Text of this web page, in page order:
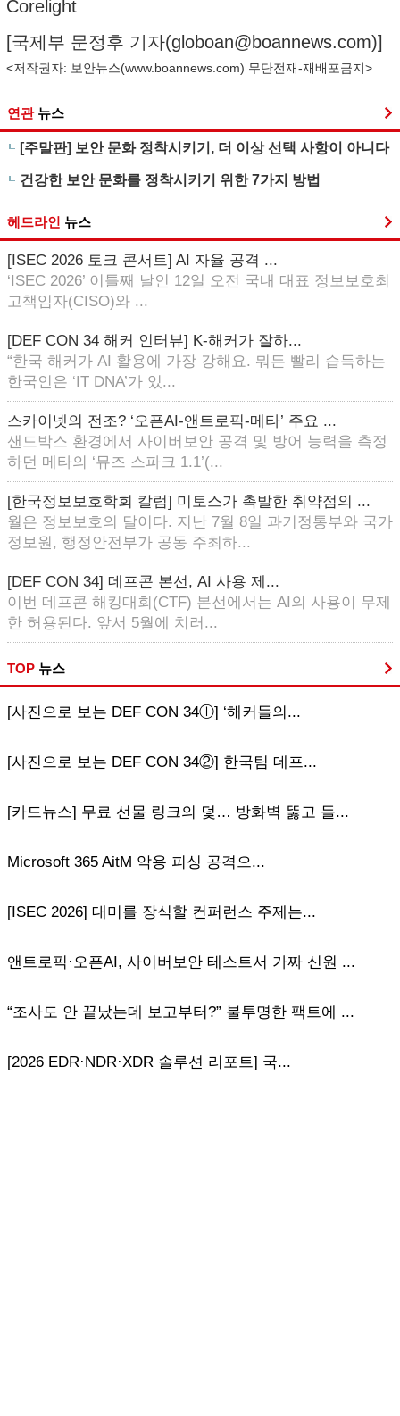
Corelight
[국제부 문정후 기자(globoan@boannews.com)]
<저작권자: 보안뉴스(www.boannews.com) 무단전재-재배포금지>
연관 뉴스
[주말판] 보안 문화 정착시키기, 더 이상 선택 사항이 아니다
건강한 보안 문화를 정착시키기 위한 7가지 방법
헤드라인 뉴스
[ISEC 2026 토크 콘서트] AI 자율 공격 ...
‘ISEC 2026’ 이틀째 날인 12일 오전 국내 대표 정보보호최
고책임자(CISO)와 ...
[DEF CON 34 해커 인터뷰] K-해커가 잘하...
“한국 해커가 AI 활용에 가장 강해요. 뭐든 빨리 습득하는
한국인은 ‘IT DNA’가 있...
스카이넷의 전조? ‘오픈AI-앤트로픽-메타’ 주요 ...
샌드박스 환경에서 사이버보안 공격 및 방어 능력을 측정
하던 메타의 ‘뮤즈 스파크 1.1’(...
[한국정보보호학회 칼럼] 미토스가 촉발한 취약점의 ...
월은 정보보호의 달이다. 지난 7월 8일 과기정통부와 국가
정보원, 행정안전부가 공동 주최하...
[DEF CON 34] 데프콘 본선, AI 사용 제...
이번 데프콘 해킹대회(CTF) 본선에서는 AI의 사용이 무제
한 허용된다. 앞서 5월에 치러...
TOP 뉴스
[사진으로 보는 DEF CON 34ⓛ] ‘해커들의...
[사진으로 보는 DEF CON 34②] 한국팀 데프...
[카드뉴스] 무료 선물 링크의 덫… 방화벽 뚫고 들...
Microsoft 365 AitM 악용 피싱 공격으...
[ISEC 2026] 대미를 장식할 컨퍼런스 주제는...
앤트로픽·오픈AI, 사이버보안 테스트서 가짜 신원 ...
“조사도 안 끝났는데 보고부터?” 불투명한 팩트에 ...
[2026 EDR·NDR·XDR 솔루션 리포트] 국...